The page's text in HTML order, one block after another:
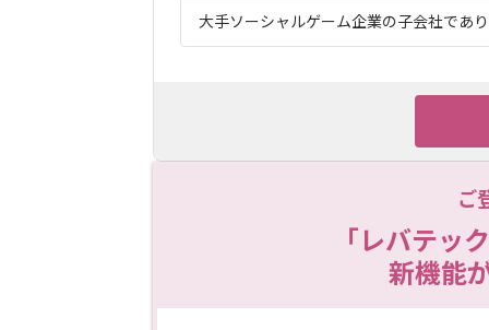
大手ソーシャルゲーム企業の子会社であ
ご
「レバテッ
新機能